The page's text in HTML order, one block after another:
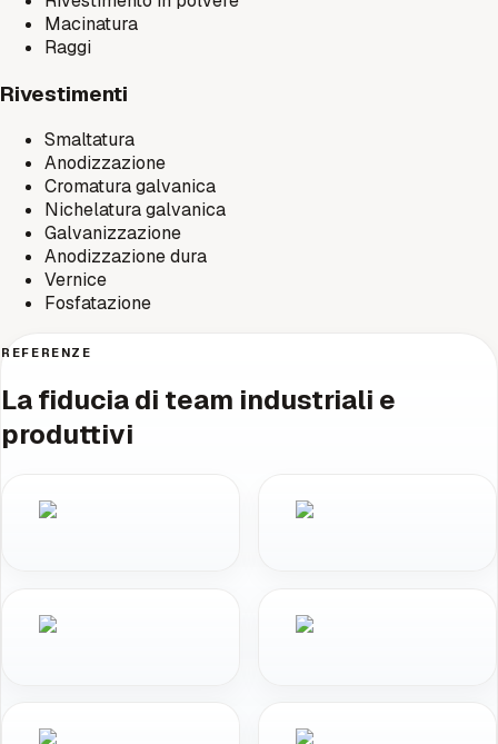
Macinatura
Raggi
Rivestimenti
Smaltatura
Anodizzazione
Cromatura galvanica
Nichelatura galvanica
Galvanizzazione
Anodizzazione dura
Vernice
Fosfatazione
REFERENZE
La fiducia di team industriali e
produttivi